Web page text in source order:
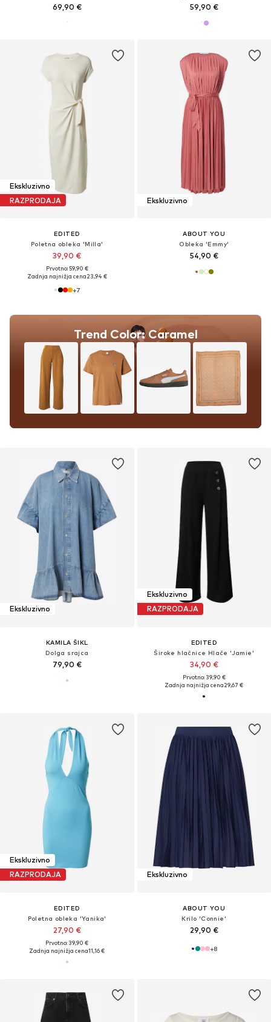
69,90 € 59,90 €
Ekskluzivno
RAZPRODAJA
EDITED
Poletna obleka 'Milla'
39,90 €
Prvotno: 59,90 €
Zadnja najnižja cena23,94 €
+7
Trend Color: Caramel
Ekskluzivno
ABOUT YOU
Obleka 'Emmy'
54,90 €
Ekskluzivno
KAMILA ŠIKL
Dolga srajca
79,90 €
Ekskluzivno
RAZPRODAJA
EDITED
Široke hlačnice Hlače 'Jamie'
34,90 €
Prvotno: 39,90 €
Zadnja najnižja cena29,67 €
Ekskluzivno
RAZPRODAJA
EDITED
Poletna obleka 'Yanika'
27,90 €
Prvotno: 39,90 €
Zadnja najnižja cena11,16 €
Ekskluzivno
ABOUT YOU
Krilo 'Connie'
29,90 €
+8